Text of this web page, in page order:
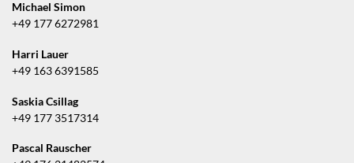
Michael Simon
+49 177 6272981
Harri Lauer
+49 163 6391585
Saskia Csillag
+49 177 3517314
Pascal Rauscher